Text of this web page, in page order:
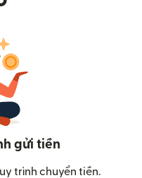
gửi tiền
trình chuyển tiền.